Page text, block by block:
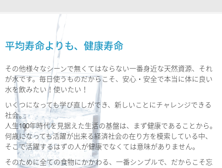
平均寿命よりも、健康寿命
その他様々なシーンで無くてはならない一番身近な天然資源、それ
が水です。毎日使うものだからこそ、安心・安全で本当に体に良い
水を飲みたい！使いたい！
いくつになっても学び直しができ、新しいことにチャレンジできる
社会。
人生100年時代を見据えた生活の基盤は、まず健康であることから。
何歳になっても活躍が出来る経済社会の在り方を模索している中、
そこで活躍するはずの人が健康でなくては意味がありません。
そのために全ての食物にかかわる、一番シンプルで、だからこそ忘